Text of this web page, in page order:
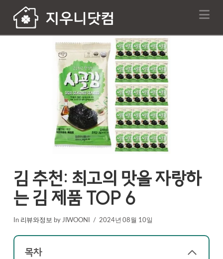
김 추천: 최고의 맛을 자랑하
는 김 제품 TOP 6
In 리뷰와정보 by JIWOONI 2024년 08월 10일
목차